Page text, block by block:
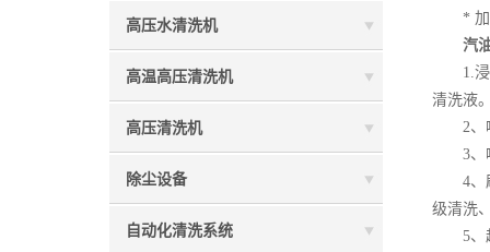
高压水清洗机
高温高压清洗机
高压清洗机
除尘设备
自动化清洗系统
* 加
汽
1.浸渍
清洗液
2、喷
3、喷
4、刷
级清洗
5、超